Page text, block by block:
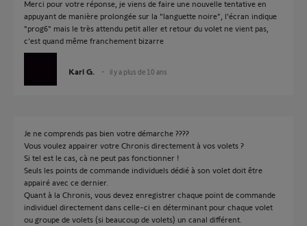
Merci pour votre réponse, je viens de faire une nouvelle tentative en
appuyant de manière prolongée sur la "languette noire", l’écran indique
"prog6" mais le très attendu petit aller et retour du volet ne vient pas,
c'est quand même franchement bizarre
Karl G. il y a plus de 10 ans
Je ne comprends pas bien votre démarche ????
Vous voulez appairer votre Chronis directement à vos volets ?
Si tel est le cas, cà ne peut pas fonctionner !
Seuls les points de commande individuels dédié à son volet doit être
appairé avec ce dernier.
Quant à la Chronis, vous devez enregistrer chaque point de commande
individuel directement dans celle-ci en déterminant pour chaque volet
ou groupe de volets (si beaucoup de volets) un canal différent.